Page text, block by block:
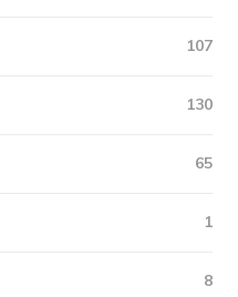
107
130
65
1
8